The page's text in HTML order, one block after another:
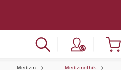
Medizin Medizinethik